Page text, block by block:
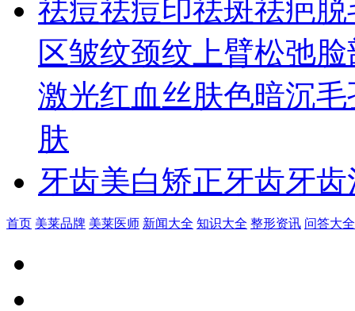
祛痘祛痘印祛斑祛疤
区皱纹颈纹 上臂松弛
激光红血丝肤色暗沉毛
肤
牙齿美白矫正牙齿牙
首页 美莱品牌 美莱医师 新闻大全 知识大全 整形资讯 问答大全